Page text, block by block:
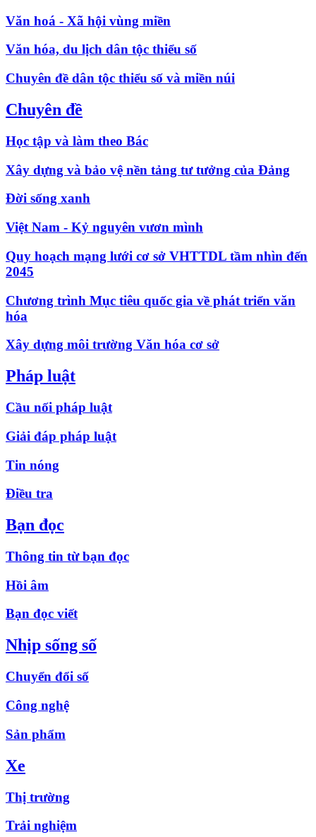
Văn hoá - Xã hội vùng miền
Văn hóa, du lịch dân tộc thiểu số
Chuyên đề dân tộc thiểu số và miền núi
Chuyên đề
Học tập và làm theo Bác
Xây dựng và bảo vệ nền tảng tư tưởng của Đảng
Đời sống xanh
Việt Nam - Kỷ nguyên vươn mình
Quy hoạch mạng lưới cơ sở VHTTDL tầm nhìn đến
2045
Chương trình Mục tiêu quốc gia về phát triển văn
hóa
Xây dựng môi trường Văn hóa cơ sở
Pháp luật
Cầu nối pháp luật
Giải đáp pháp luật
Tin nóng
Điều tra
Bạn đọc
Thông tin từ bạn đọc
Hồi âm
Bạn đọc viết
Nhịp sống số
Chuyển đổi số
Công nghệ
Sản phẩm
Xe
Thị trường
Trải nghiệm